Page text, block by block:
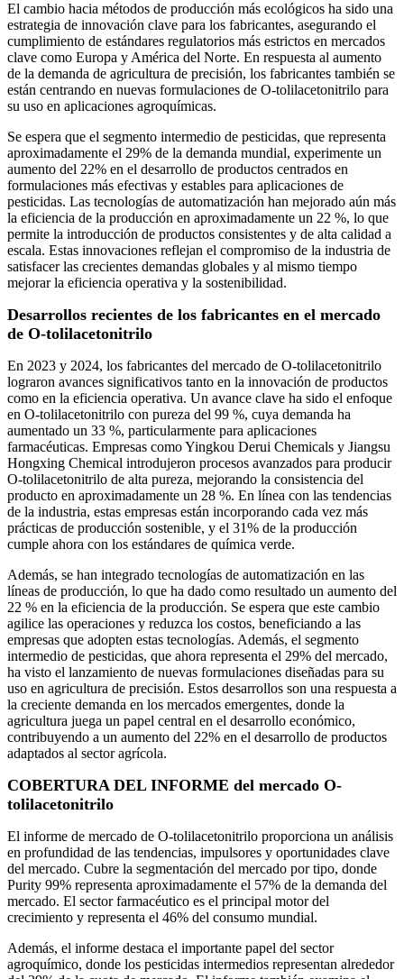
El cambio hacia métodos de producción más ecológicos ha sido una
estrategia de innovación clave para los fabricantes, asegurando el
cumplimiento de estándares regulatorios más estrictos en mercados
clave como Europa y América del Norte. En respuesta al aumento
de la demanda de agricultura de precisión, los fabricantes también se
están centrando en nuevas formulaciones de O-tolilacetonitrilo para
su uso en aplicaciones agroquímicas.
Se espera que el segmento intermedio de pesticidas, que representa
aproximadamente el 29% de la demanda mundial, experimente un
aumento del 22% en el desarrollo de productos centrados en
formulaciones más efectivas y estables para aplicaciones de
pesticidas. Las tecnologías de automatización han mejorado aún más
la eficiencia de la producción en aproximadamente un 22 %, lo que
permite la introducción de productos consistentes y de alta calidad a
escala. Estas innovaciones reflejan el compromiso de la industria de
satisfacer las crecientes demandas globales y al mismo tiempo
mejorar la eficiencia operativa y la sostenibilidad.
Desarrollos recientes de los fabricantes en el mercado
de O-tolilacetonitrilo
En 2023 y 2024, los fabricantes del mercado de O-tolilacetonitrilo
lograron avances significativos tanto en la innovación de productos
como en la eficiencia operativa. Un avance clave ha sido el enfoque
en O-tolilacetonitrilo con pureza del 99 %, cuya demanda ha
aumentado un 33 %, particularmente para aplicaciones
farmacéuticas. Empresas como Yingkou Derui Chemicals y Jiangsu
Hongxing Chemical introdujeron procesos avanzados para producir
O-tolilacetonitrilo de alta pureza, mejorando la consistencia del
producto en aproximadamente un 28 %. En línea con las tendencias
de la industria, estas empresas están incorporando cada vez más
prácticas de producción sostenible, y el 31% de la producción
cumple ahora con los estándares de química verde.
Además, se han integrado tecnologías de automatización en las
líneas de producción, lo que ha dado como resultado un aumento del
22 % en la eficiencia de la producción. Se espera que este cambio
agilice las operaciones y reduzca los costos, beneficiando a las
empresas que adopten estas tecnologías. Además, el segmento
intermedio de pesticidas, que ahora representa el 29% del mercado,
ha visto el lanzamiento de nuevas formulaciones diseñadas para su
uso en agricultura de precisión. Estos desarrollos son una respuesta a
la creciente demanda en los mercados emergentes, donde la
agricultura juega un papel central en el desarrollo económico,
contribuyendo a un aumento del 22% en el desarrollo de productos
adaptados al sector agrícola.
COBERTURA DEL INFORME del mercado O-
tolilacetonitrilo
El informe de mercado de O-tolilacetonitrilo proporciona un análisis
en profundidad de las tendencias, impulsores y oportunidades clave
del mercado. Cubre la segmentación del mercado por tipo, donde
Purity 99% representa aproximadamente el 57% de la demanda del
mercado. El sector farmacéutico es el principal motor del
crecimiento y representa el 46% del consumo mundial.
Además, el informe destaca el importante papel del sector
agroquímico, donde los pesticidas intermedios representan alrededor